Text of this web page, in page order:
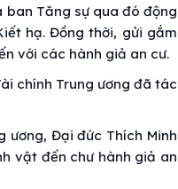
ban Tăng sự qua đó động
hạ. Đồng thời, gửi gắm
với các hành giả an cư.
chính Trung ương đã tác
ương, Đại đức Thích Minh
vật đến chư hành giả an